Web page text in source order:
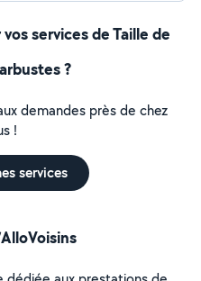
services de Taille de
?
demandes près de chez
!
services